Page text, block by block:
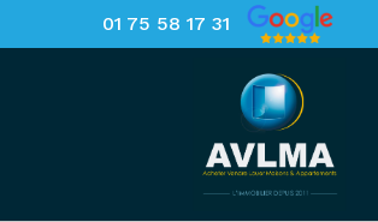
01 75 58 17 31